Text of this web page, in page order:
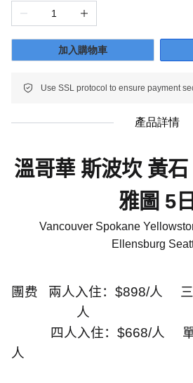
加入購物車
產品詳情
溫哥華 斯波坎 黃
雅圖 5日
Vancouver Spokane
Ellensburg
團费
兩人入住： $898/人
人
四人入住： $668/人
人